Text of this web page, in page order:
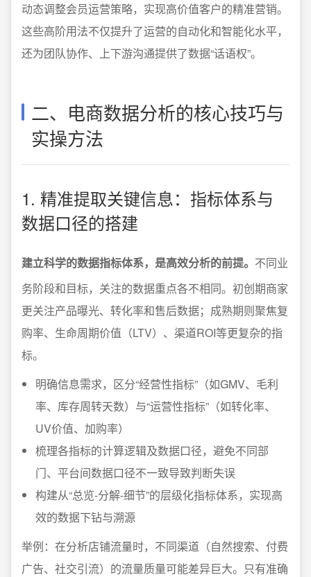
动态调整会员运营策略，实现高价值客户的精准营销。
这些高阶用法不仅提升了运营的自动化和智能化水平，
还为团队协作、上下游沟通提供了数据“话语权”。
二、电商数据分析的核心技巧与
实操方法
1. 精准提取关键信息：指标体系与
数据口径的搭建
建立科学的数据指标体系，是高效分析的前提。 不同业
务阶段和目标，关注的数据重点各不相同。初创期商家
更关注产品曝光、转化率和售后数据；成熟期则聚焦复
购率、生命周期价值（LTV）、渠道ROI等更复杂的指
标。
明确信息需求，区分“经营性指标”（如GMV、毛利
率、库存周转天数）与“运营性指标”（如转化率、
UV价值、加购率）
梳理各指标的计算逻辑及数据口径，避免不同部
门、平台间数据口径不一致导致判断失误
构建从“总览-分解-细节”的层级化指标体系，实现高
效的数据下钻与溯源
举例：在分析店铺流量时，不同渠道（自然搜索、付费
广告、社交引流）的流量质量可能差异巨大。只有准确